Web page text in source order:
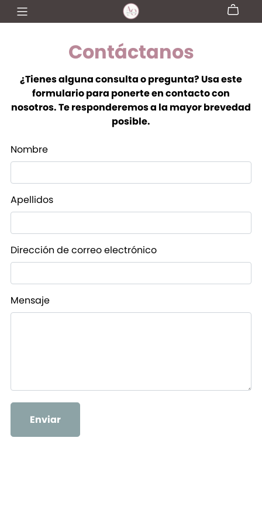
Contáctanos
¿Tienes alguna consulta o pregunta? Usa este
formulario para ponerte en contacto con
nosotros.Te responderemos a la mayor brevedad
posible.
Nombre
Apellidos
Dirección de correo electrónico
Mensaje
Enviar